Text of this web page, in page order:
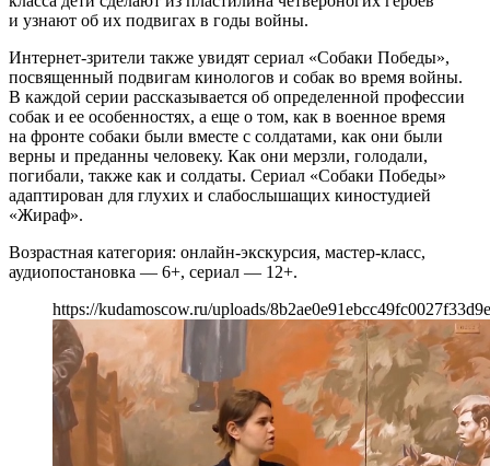
и узнают об их подвигах в годы войны.
Интернет-зрители также увидят сериал «Собаки Победы»,
посвященный подвигам кинологов и собак во время войны.
В каждой серии рассказывается об определенной профессии
собак и ее особенностях, а еще о том, как в военное время
на фронте собаки были вместе с солдатами, как они были
верны и преданны человеку. Как они мерзли, голодали,
погибали, также как и солдаты. Сериал «Собаки Победы»
адаптирован для глухих и слабослышащих киностудией
«Жираф».
Возрастная категория: онлайн-экскурсия, мастер-класс,
аудиопостановка — 6+, сериал — 12+.
https://kudamoscow.ru/uploads/